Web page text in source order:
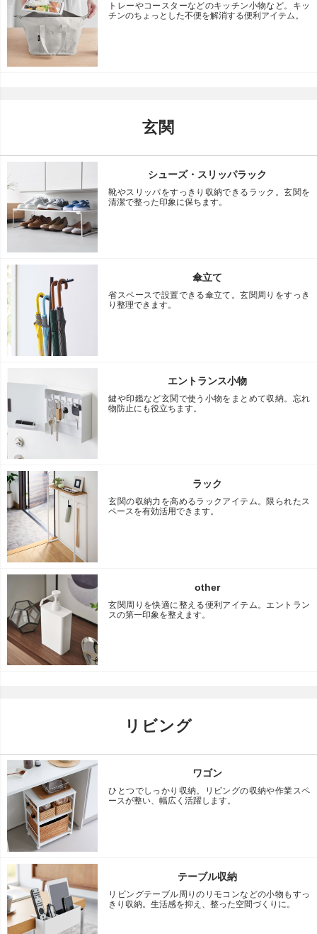
トレーやコースターなどのキッチン小物など。キッ
チンのちょっとした不便を解消する便利アイテム。
玄関
シューズ・スリッパラック
靴やスリッパをすっきり収納できるラック。玄関を
清潔で整った印象に保ちます。
傘立て
省スペースで設置できる傘立て。玄関周りをすっき
り整理できます。
エントランス小物
鍵や印鑑など玄関で使う小物をまとめて収納。忘れ
物防止にも役立ちます。
ラック
玄関の収納力を高めるラックアイテム。限られたス
ペースを有効活用できます。
other
玄関周りを快適に整える便利アイテム。エントラン
スの第一印象を整えます。
リビング
ワゴン
ひとつでしっかり収納。リビングの収納や作業スペ
ースが整い、幅広く活躍します。
テーブル収納
リビングテーブル周りのリモコンなどの小物もすっ
きり収納。生活感を抑え、整った空間づくりに。